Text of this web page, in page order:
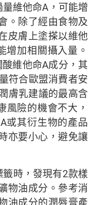
維他命A，可能增
。除了經由食物及
皮膚上塗搽以維他
增加相關攝入量。
維他命A成分，其
符合歐盟消費者安
膚乳建議的最高含
風險的機會不大，
或其衍生物的產品
亦要小心，避免讓
時，發現有2款樣
物油成分。參考消